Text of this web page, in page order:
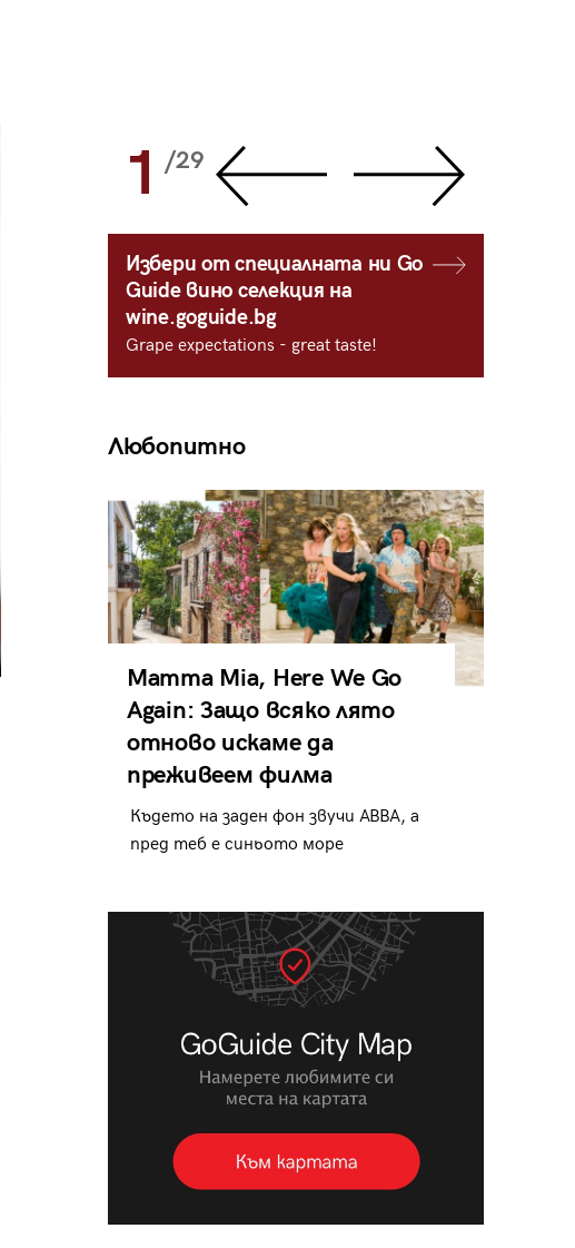
1 /29
Избери от специалната ни Go
Guide вино селекция на
wine.goguide.bg
Grape expectations - great taste!
Любопитно
Mamma Mia, Here We Go
Again: Защо всяко лято
отново искаме да
преживеем филма
Където на заден фон звучи ABBA, а
пред теб е синьото море